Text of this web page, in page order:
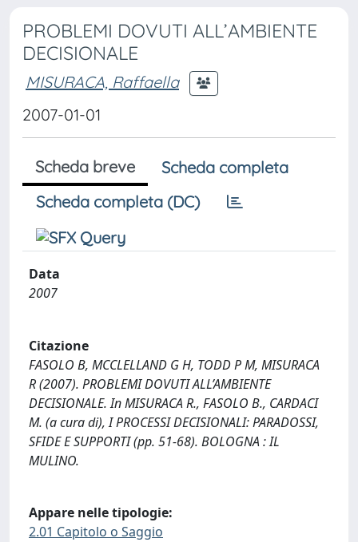
PROBLEMI DOVUTI ALL’AMBIENTE
DECISIONALE
MISURACA, Raffaella
2007-01-01
Scheda breve
Scheda completa
Scheda completa (DC)
Data
2007
Citazione
FASOLO B, MCCLELLAND G H, TODD P M, MISURACA
R (2007). PROBLEMI DOVUTI ALL’AMBIENTE
DECISIONALE. In MISURACA R., FASOLO B., CARDACI
M. (a cura di), I PROCESSI DECISIONALI: PARADOSSI,
SFIDE E SUPPORTI (pp. 51-68). BOLOGNA : IL
MULINO.
Appare nelle tipologie:
2.01 Capitolo o Saggio